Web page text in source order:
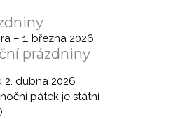
– 1. března 2026
prázdniny
2. dubna 2026
pátek je státní